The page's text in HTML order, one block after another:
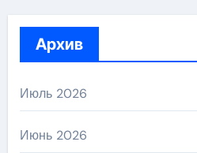
Архив
Июль 2026
Июнь 2026